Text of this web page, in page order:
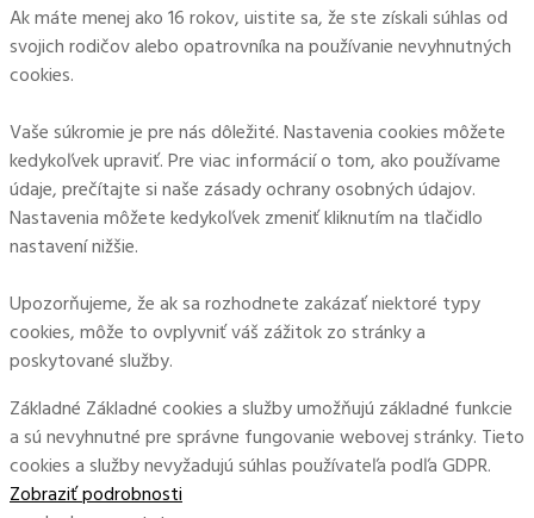
Ak máte menej ako 16 rokov, uistite sa, že ste získali súhlas od
svojich rodičov alebo opatrovníka na používanie nevyhnutných
cookies.
Vaše súkromie je pre nás dôležité. Nastavenia cookies môžete
kedykoľvek upraviť. Pre viac informácií o tom, ako používame
údaje, prečítajte si naše zásady ochrany osobných údajov.
Nastavenia môžete kedykoľvek zmeniť kliknutím na tlačidlo
nastavení nižšie.
Upozorňujeme, že ak sa rozhodnete zakázať niektoré typy
cookies, môže to ovplyvniť váš zážitok zo stránky a
poskytované služby.
Základné Základné cookies a služby umožňujú základné funkcie
a sú nevyhnutné pre správne fungovanie webovej stránky. Tieto
cookies a služby nevyžadujú súhlas používateľa podľa GDPR.
Zobraziť podrobnosti